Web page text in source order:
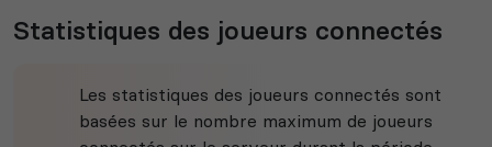
Statistiques des joueurs connectés
Les statistiques des joueurs connectés sont
basées sur le nombre maximum de joueurs